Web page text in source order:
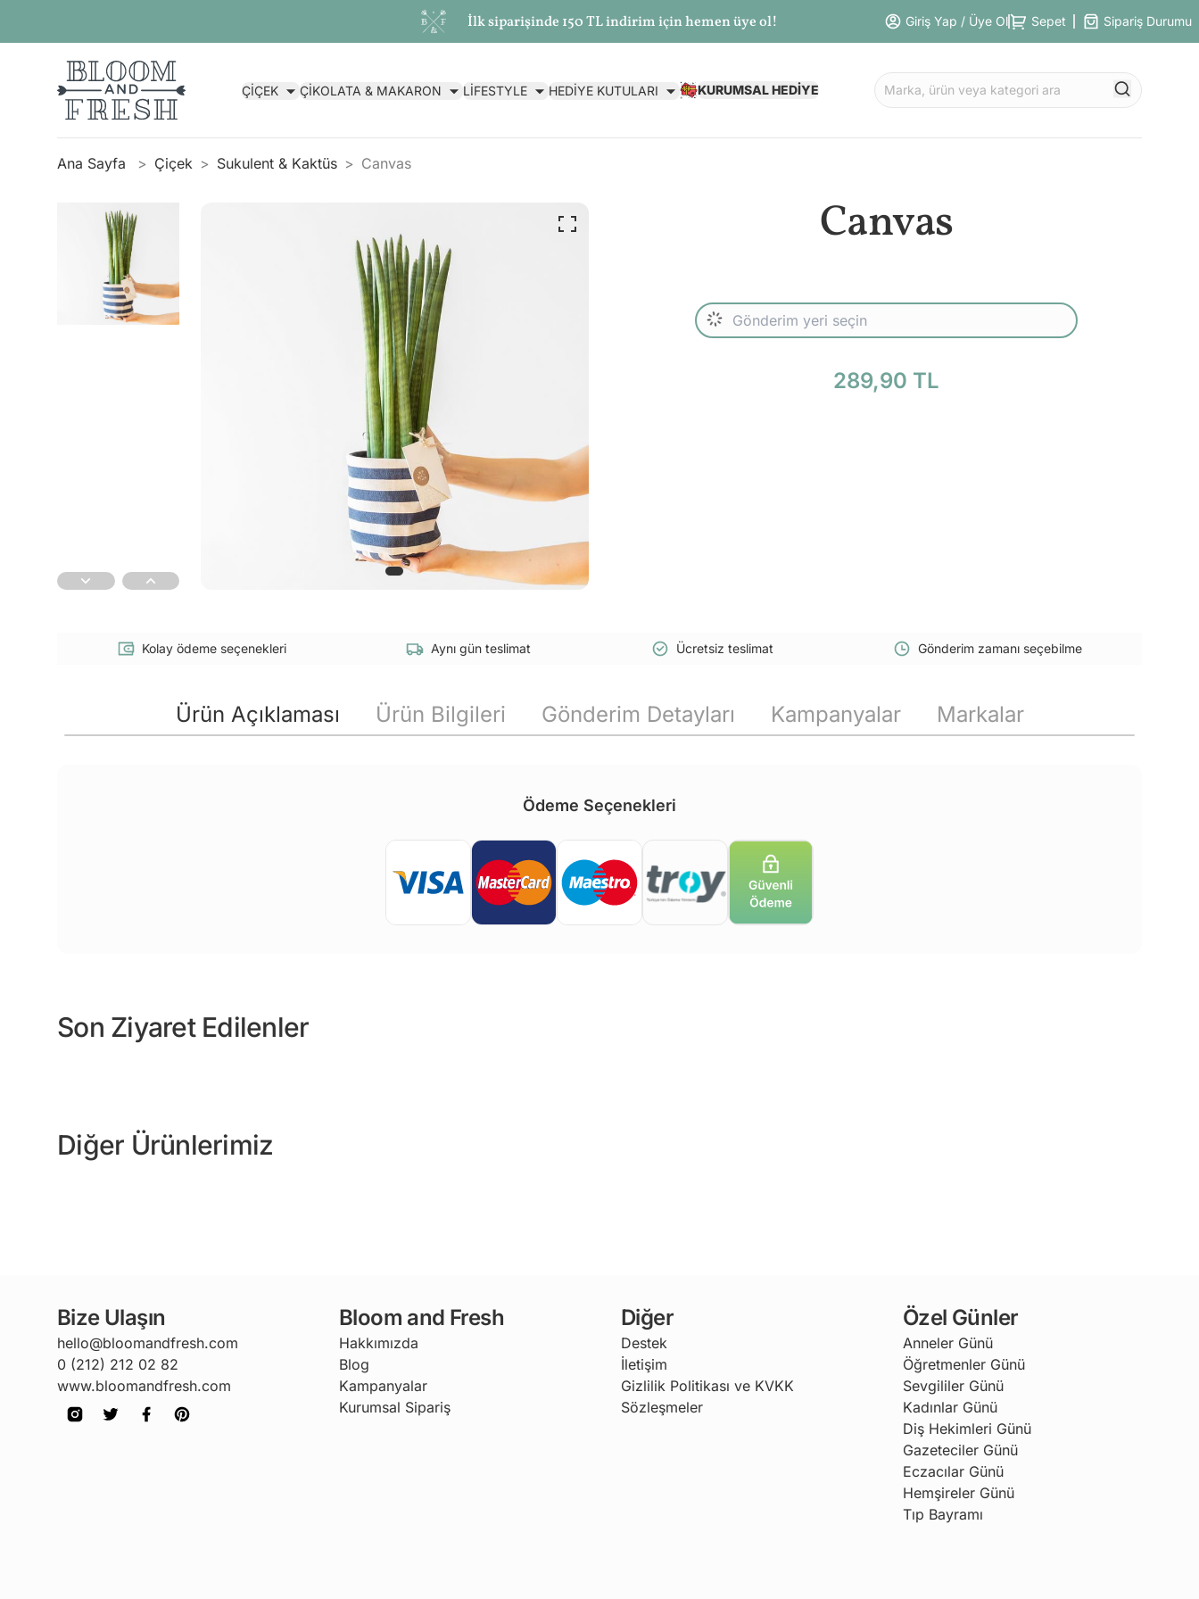
İlk siparişinde 150 TL indirim için hemen üye ol! Giriş Yap / Üye Ol Sepet Sipariş Durumu
ÇİÇEK ÇİKOLATA & MAKARON LİFESTYLE HEDİYE KUTULARI KURUMSAL HEDİYE
Ana Sayfa Çiçek Sukulent & Kaktüs Canvas
Canvas
289,90 TL
Kolay ödeme seçenekleri Aynı gün teslimat Ücretsiz teslimat Gönderim zamanı seçebilme
Ürün Açıklaması Ürün Bilgileri Gönderim Detayları Kampanyalar Markalar
Ödeme Seçenekleri
Son Ziyaret Edilenler
Diğer Ürünlerimiz
Bize Ulaşın
hello@bloomandfresh.com
0 (212) 212 02 82
www.bloomandfresh.com
Bloom and Fresh
Hakkımızda
Blog
Kampanyalar
Kurumsal Sipariş
Diğer
Destek
İletişim
Gizlilik Politikası ve KVKK
Sözleşmeler
Özel Günler
Anneler Günü
Öğretmenler Günü
Sevgililer Günü
Kadınlar Günü
Diş Hekimleri Günü
Gazeteciler Günü
Eczacılar Günü
Hemşireler Günü
Tıp Bayramı